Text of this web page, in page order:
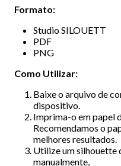
Formato:
Studio SILOUETT
PDF
PNG
Como Utilizar:
Baixe o arquivo de
dispositivo.
Imprima-o em papel
Recomendamos o
melhores resultados.
Utilize um silhouette
manualmente,